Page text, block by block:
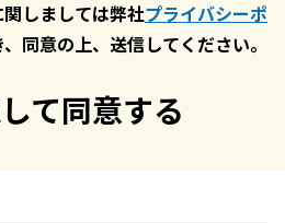
しましては弊社プライバシーポ
同意の上、送信してください。
て同意する